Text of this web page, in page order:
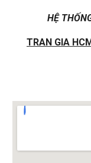
HỆ
TRAN GIA